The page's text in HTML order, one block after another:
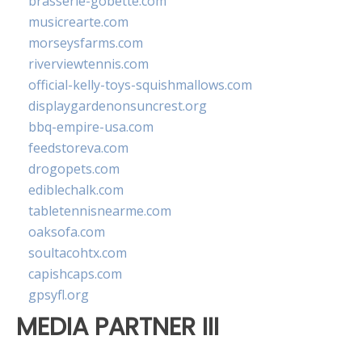
musicrearte.com
morseysfarms.com
riverviewtennis.com
official-kelly-toys-squishmallows.com
displaygardenonsuncrest.org
bbq-empire-usa.com
feedstoreva.com
drogopets.com
ediblechalk.com
tabletennisnearme.com
oaksofa.com
soultacohtx.com
capishcaps.com
gpsyfl.org
MEDIA PARTNER III